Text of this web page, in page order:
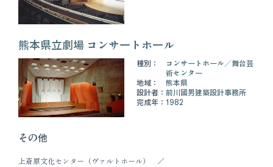
熊本県立劇場 コンサートホール
種別： コンサートホール
舞台芸
術センター
地域：
熊本県
設計者： 前川國男建築設計事務所
完成年： 1982
その他
上斎原文化センター（ヴァルトホール）